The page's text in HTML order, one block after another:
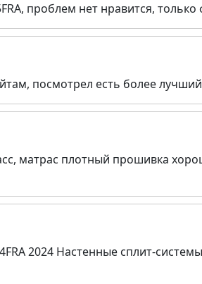
проблем нет нравится,
посмотрел есть более
матрас плотный прошивка
2024 Настенные сплит-